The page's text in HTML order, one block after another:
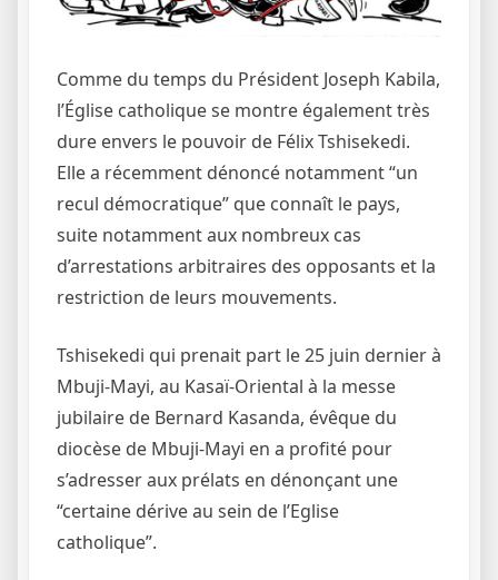
Comme du temps du Président Joseph Kabila,
l’Église catholique se montre également très
dure envers le pouvoir de Félix Tshisekedi.
Elle a récemment dénoncé notamment “un
recul démocratique” que connaît le pays,
suite notamment aux nombreux cas
d’arrestations arbitraires des opposants et la
restriction de leurs mouvements.
Tshisekedi qui prenait part le 25 juin dernier à
Mbuji-Mayi, au Kasaï-Oriental à la messe
jubilaire de Bernard Kasanda, évêque du
diocèse de Mbuji-Mayi en a profité pour
s’adresser aux prélats en dénonçant une
“certaine dérive au sein de l’Eglise
catholique”.